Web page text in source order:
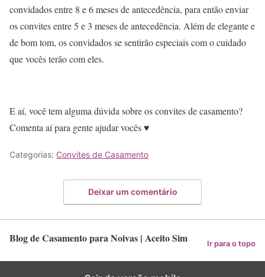
convidados entre 8 e 6 meses de antecedência, para então enviar
os convites entre 5 e 3 meses de antecedência. Além de elegante e
de bom tom, os convidados se sentirão especiais com o cuidado
que vocês terão com eles.
E aí, você tem alguma dúvida sobre os convites de casamento?
Comenta aí para gente ajudar vocês ♥
Categorias: Convites de Casamento
Deixar um comentário
Blog de Casamento para Noivas | Aceito Sim Ir para o topo